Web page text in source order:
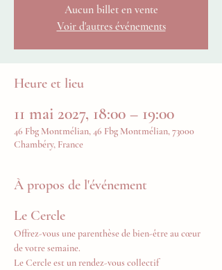
Aucun billet en vente
Voir d'autres événements
Heure et lieu
11 mai 2027, 18:00 – 19:00
46 Fbg Montmélian, 46 Fbg Montmélian, 73000
Chambéry, France
À propos de l'événement
Le Cercle
Offrez-vous une parenthèse de bien-être au cœur
de votre semaine.
Le Cercle est un rendez-vous collectif